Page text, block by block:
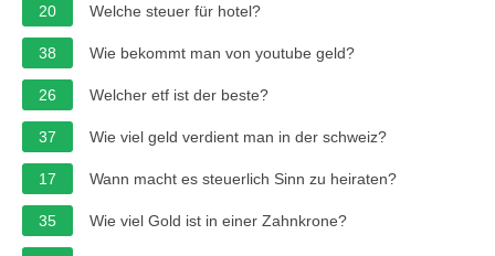
20 Welche steuer für hotel?
38 Wie bekommt man von youtube geld?
26 Welcher etf ist der beste?
37 Wie viel geld verdient man in der schweiz?
17 Wann macht es steuerlich Sinn zu heiraten?
35 Wie viel Gold ist in einer Zahnkrone?